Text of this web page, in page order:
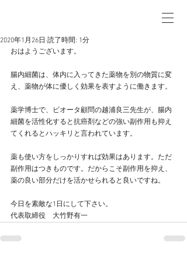
2020年1月26日 読了時間: 1分
おはようございます。
腸内細菌は、体内に入ってきた薬物を別の物質に変
え、薬物が体に優しく効果を表すように働きます。
薬学博士で、ビオータ顧問の越浦良三先生が、腸内
細菌を活性化すると抗癌剤などの強い副作用も抑え
てくれるとハッキリと言われています。
薬も使い方をしっかりすれば効果はあります。ただ
副作用はつきものです。だからこそ副作用を抑え、
薬の良い部分だけを活かせられると良いですね。
今日を素敵な1日にして下さい。
代表取締役　大竹野有一